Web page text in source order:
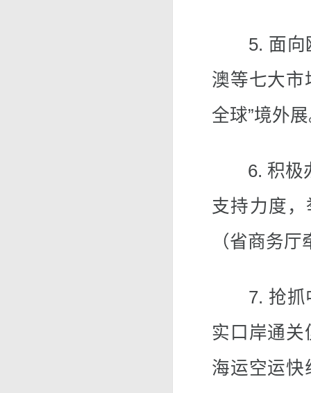
5. 面向欧
澳等七大市
全球”境外
6. 积极办
支持力度
（省商务
7. 抢抓中
实口岸通关
海运空运快